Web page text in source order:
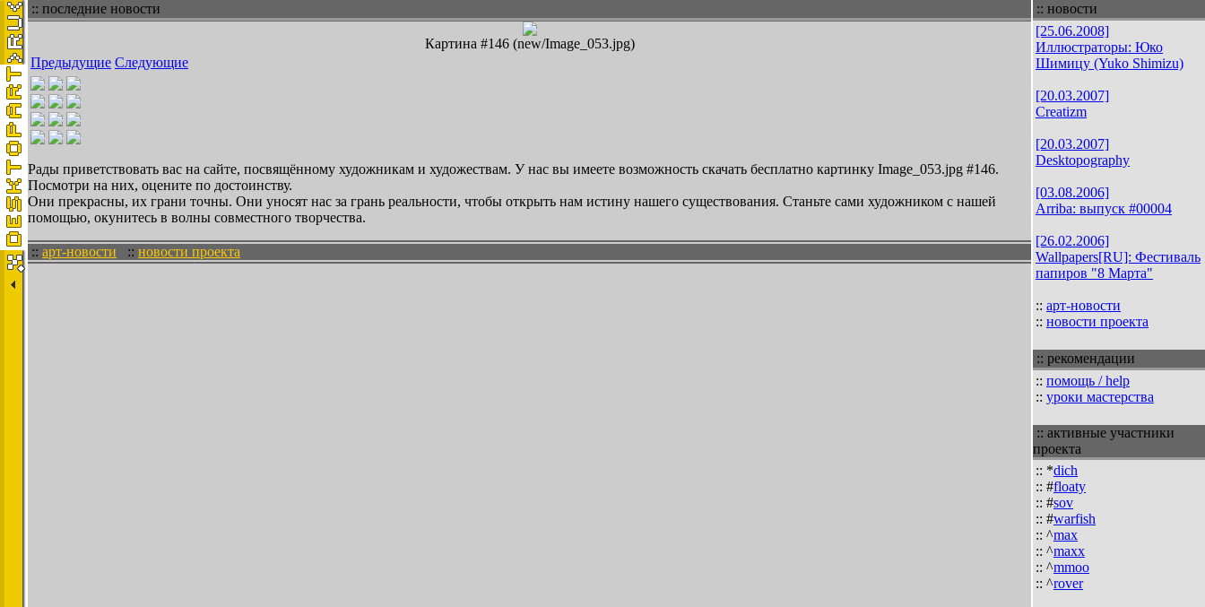
:: последние новости
Картина #146 (new/Image_053.jpg)
Предыдущие Следующие
Рады приветствовать вас на сайте, посвящённому художникам и художествам. У нас вы имеете возможность скачать бесплатно картинку Image_053.jpg #146.
Посмотри на них, оцените по достоинству.
Они прекрасны, их грани точны. Они уносят нас за грань реальности, чтобы открыть нам истину нашего существования. Станьте сами художником с нашей
помощью, окунитесь в волны совместного творчества.
:: арт-новости :: новости проекта
:: новости
[25.06.2008]
Иллюстраторы: Юко
Шимицу (Yuko Shimizu)
[20.03.2007]
Creatizm
[20.03.2007]
Desktopography
[03.08.2006]
Arriba: выпуск #00004
[26.02.2006]
Wallpapers[RU]: Фестиваль
папиров "8 Марта"
:: арт-новости
:: новости проекта
:: рекомендации
:: помощь / help
:: уроки мастерства
:: активные участники
проекта
:: *dich
:: #floaty
:: #sov
:: #warfish
:: ^max
:: ^maxx
:: ^mmoo
:: ^rover